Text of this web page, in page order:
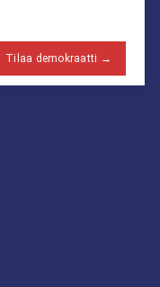
Tilaa demokraatti →